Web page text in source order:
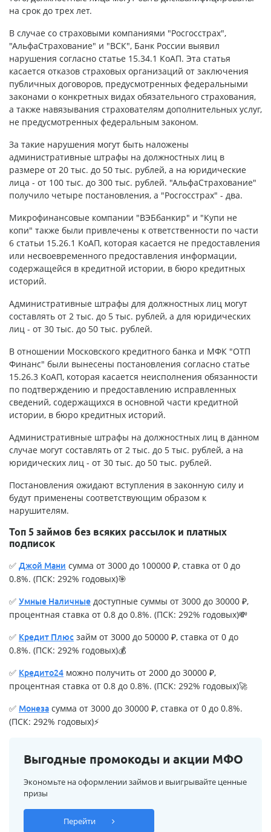
на срок до трех лет.
В случае со страховыми компаниями "Росгосстрах",
"АльфаСтрахование" и "ВСК", Банк России выявил
нарушения согласно статье 15.34.1 КоАП. Эта статья
касается отказов страховых организаций от заключения
публичных договоров, предусмотренных федеральными
законами о конкретных видах обязательного страхования,
а также навязывания страхователям дополнительных услуг,
не предусмотренных федеральным законом.
За такие нарушения могут быть наложены
административные штрафы на должностных лиц в
размере от 20 тыс. до 50 тыс. рублей, а на юридические
лица - от 100 тыс. до 300 тыс. рублей. "АльфаСтрахование"
получило четыре постановления, а "Росгосстрах" - два.
Микрофинансовые компании "ВЭБбанкир" и "Купи не
копи" также были привлечены к ответственности по части
6 статьи 15.26.1 КоАП, которая касается не предоставления
или несвоевременного предоставления информации,
содержащейся в кредитной истории, в бюро кредитных
историй.
Административные штрафы для должностных лиц могут
составлять от 2 тыс. до 5 тыс. рублей, а для юридических
лиц - от 30 тыс. до 50 тыс. рублей.
В отношении Московского кредитного банка и МФК "ОТП
Финанс" были вынесены постановления согласно статье
15.26.3 КоАП, которая касается неисполнения обязанности
по подтверждению и предоставлению исправленных
сведений, содержащихся в основной части кредитной
истории, в бюро кредитных историй.
Административные штрафы на должностных лиц в данном
случае могут составлять от 2 тыс. до 5 тыс. рублей, а на
юридических лиц - от 30 тыс. до 50 тыс. рублей.
Постановления ожидают вступления в законную силу и
будут применены соответствующим образом к
нарушителям.
Топ 5 займов без всяких рассылок и платных
подписок
✅ Джой Мани сумма от 3000 до 100000 ₽, ставка от 0 до
0.8%. (ПСК: 292% годовых)🎯
✅ Умные Наличные доступные суммы от 3000 до 30000 ₽,
процентная ставка от 0.8 до 0.8%. (ПСК: 292% годовых)💸
✅ Кредит Плюс займ от 3000 до 50000 ₽, ставка от 0 до
0.8%. (ПСК: 292% годовых)💰
✅ Кредито24 можно получить от 2000 до 30000 ₽,
процентная ставка от 0.8 до 0.8%. (ПСК: 292% годовых)🚀
✅ Монеза сумма от 3000 до 30000 ₽, ставка от 0 до 0.8%.
(ПСК: 292% годовых)⚡
Выгодные промокоды и акции МФО
Экономьте на оформлении займов и выигрывайте ценные
призы
Перейти